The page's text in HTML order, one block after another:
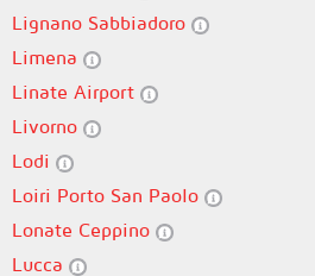
Lignano Sabbiadoro
Limena
Linate Airport
Livorno
Lodi
Loiri Porto San Paolo
Lonate Ceppino
Lucca